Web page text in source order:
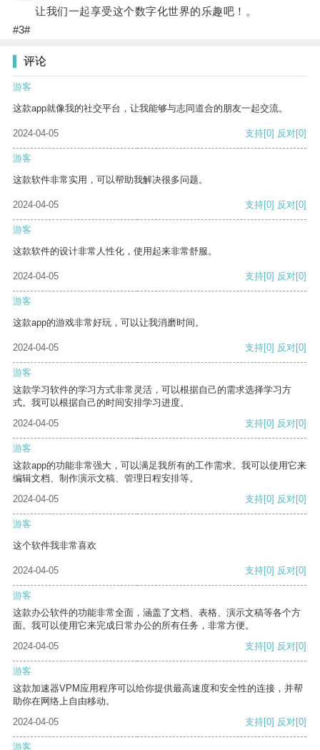
让我们一起享受这个数字化世界的乐趣吧！。
#3#
评论
游客
这款app就像我的社交平台，让我能够与志同道合的朋友一起交流。
2024-04-05 支持[0] 反对[0]
游客
这款软件非常实用，可以帮助我解决很多问题。
2024-04-05 支持[0] 反对[0]
游客
这款软件的设计非常人性化，使用起来非常舒服。
2024-04-05 支持[0] 反对[0]
游客
这款app的游戏非常好玩，可以让我消磨时间。
2024-04-05 支持[0] 反对[0]
游客
这款学习软件的学习方式非常灵活，可以根据自己的需求选择学习方
式。我可以根据自己的时间安排学习进度。
2024-04-05
支持[0] 反对[0]
游客
这款app的功能非常强大，可以满足我所有的工作需求。我可以使用它来
编辑文档、制作演示文稿、管理日程安排等。
2024-04-05
支持[0] 反对[0]
游客
这个软件我非常喜欢
2024-04-05 支持[0] 反对[0]
游客
这款办公软件的功能非常全面，涵盖了文档、表格、演示文稿等各个方
面。我可以使用它来完成日常办公的所有任务，非常方便。
2024-04-05
支持[0] 反对[0]
游客
这款加速器VPM应用程序可以给你提供最高速度和安全性的连接，并帮
助你在网络上自由移动。
2024-04-05
支持[0] 反对[0]
游客